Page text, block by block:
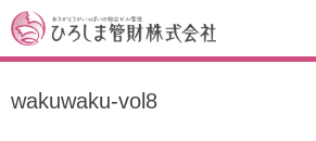
wakuwaku-vol8